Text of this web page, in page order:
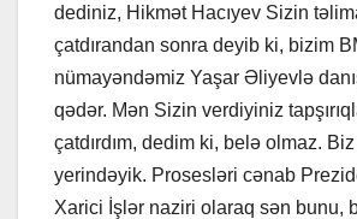
dediniz, Hikmət Hacıyev Sizin
çatdırandan sonra deyib ki, bizim
nümayəndəmiz Yaşar Əliyevlə
qədər. Mən Sizin verdiyiniz
çatdırdım, dedim ki, belə olmaz. Biz
yerindəyik. Prosesləri cənab
Xarici İşlər naziri olaraq sən bunu,